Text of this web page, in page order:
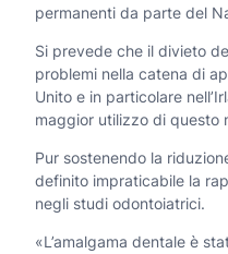
permanenti da parte del
Si prevede che il divieto
problemi nella catena di
Unito e in particolare
maggior utilizzo di questo
Pur sostenendo la
definito impraticabile la
negli studi odontoiatrici.
«L’amalgama dentale è